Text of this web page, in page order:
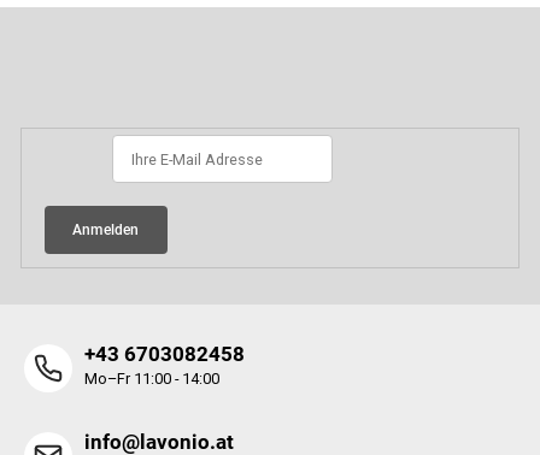
l
m
e
Anmelden
+43 6703082458
Mo–Fr 11:00 - 14:00
info@lavonio.at